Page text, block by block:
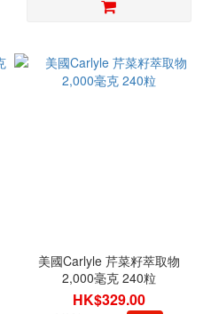
美國Carlyle 芹菜籽萃取物
2,000毫克 240粒
HK$329.00